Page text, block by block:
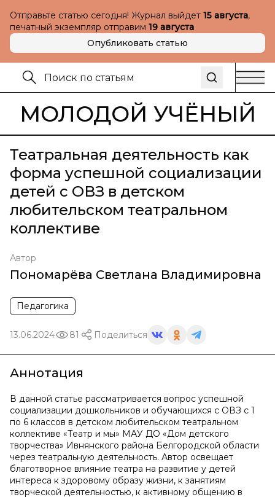
Отправьте статью сегодня! Журнал выйдет 15 августа,
печатный экземпляр отправим 19 августа
Опубликовать статью
МОЛОДОЙ УЧЁНЫЙ
Театральная деятельность как
форма успешной социализации
детей с ОВЗ в детском
любительском театральном
коллективе
Автор
Пономарёва Светлана Владимировна
Педагогика
13.06.2024 81 Поделиться
Аннотация
В данной статье рассматривается вопрос успешной
социализации дошкольников и обучающихся с ОВЗ с 1
по 6 классов в детском любительском театральном
коллективе «Театр и мы» МАУ ДО «Дом детского
творчества» Ивнянского района Белгородской области
через театральную деятельность. Автор освещает
благотворное влияние театра на развитие у детей
интереса к здоровому образу жизни, к занятиям
творческой деятельностью, к активному общению в